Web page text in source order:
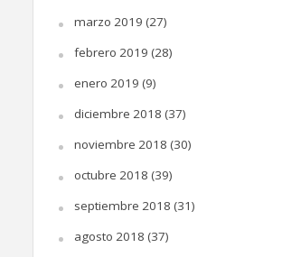
marzo 2019 (27)
febrero 2019 (28)
enero 2019 (9)
diciembre 2018 (37)
noviembre 2018 (30)
octubre 2018 (39)
septiembre 2018 (31)
agosto 2018 (37)